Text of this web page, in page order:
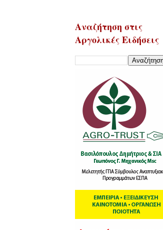
Αναζήτηση στις
Αργολικές Ειδήσεις